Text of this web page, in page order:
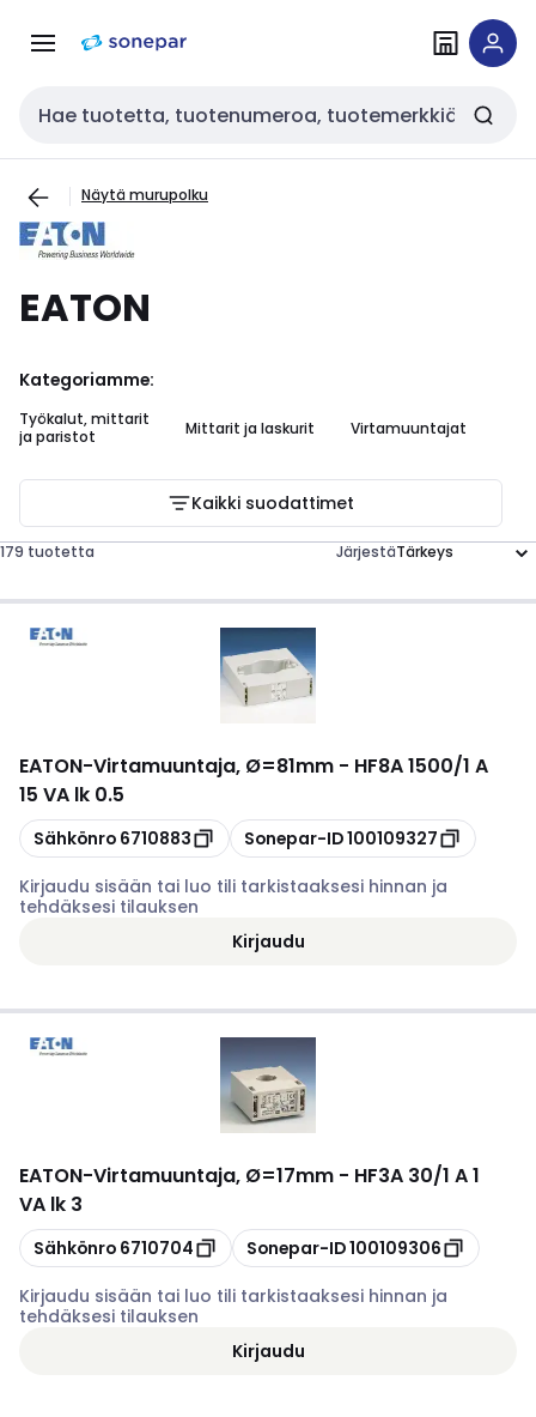
navigointiinsisältöön
Haku
Näytä murupolku
EATON
Kategoriamme:
Työkalut, mittarit
ja paristot
Mittarit ja laskurit Virtamuuntajat
Kaikki suodattimet
179 tuotetta Järjestä
EATON-Virtamuuntaja, Ø=81mm - HF8A 1500/1 A
15 VA lk 0.5
Kopioi
Sähkönro 6710883 Kopioi
Sonepar-ID100109327
Kirjaudu sisään tai luo tili tarkistaaksesi hinnan ja
tehdäksesi tilauksen
Kirjaudu
EATON-Virtamuuntaja, Ø=17mm - HF3A 30/1 A 1
VA lk 3
Kopioi
Sähkönro 6710704 Kopioi
Sonepar-ID100109306
Kirjaudu sisään tai luo tili tarkistaaksesi hinnan ja
tehdäksesi tilauksen
Kirjaudu